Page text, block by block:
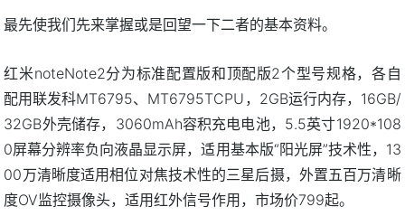
最先使我们先来掌握或是回望一下二者的基本资料。
红米noteNote2分为标准配置版和顶配版2个型号规格，各自
配用联发科MT6795、MT6795TCPU，2GB运行内存，16GB/
32GB外壳储存，3060mAh容积充电电池，5.5英寸1920*108
0屏幕分辨率负向液晶显示屏，适用基本版“阳光屏”技术性，13
00万清晰度适用相位对焦技术性的三星后摄，外置五百万清晰
度OV监控摄像头，适用红外信号作用，市场价799起。